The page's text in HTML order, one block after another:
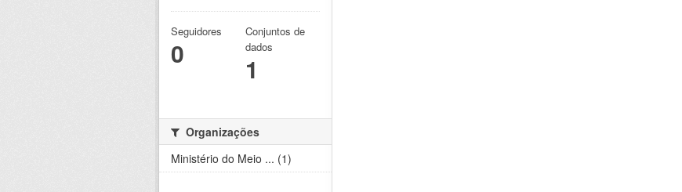
Seguidores
0
Conjuntos de
dados
1
Organizações
Ministério do Meio ... (1)